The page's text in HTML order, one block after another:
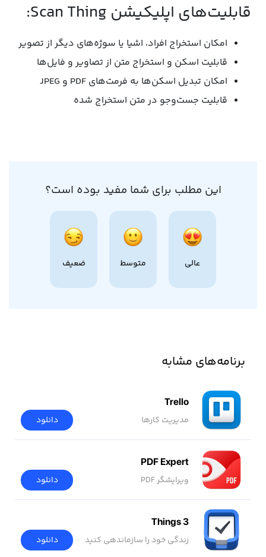
قابلیت‌های اپلیکیشن Scan Thing:
امکان استخراج افراد، اشیا یا سوژه‌های دیگر از تصویر
قابلیت اسکن و استخراج متن از تصاویر و فایل‌ها
امکان تبدیل اسکن‌ها به فرمت‌های PDF و JPEG
قابلیت جست‌وجو در متن استخراج‌ شده
این مطلب برای شما مفید بوده است؟
عالی متوسط ضعیف
برنامه‌های مشابه
Trello
مدیریت کارها دانلود
PDF Expert
ویرایشگر PDF دانلود
Things 3
زندگی خود را سازماندهی کنید دانلود